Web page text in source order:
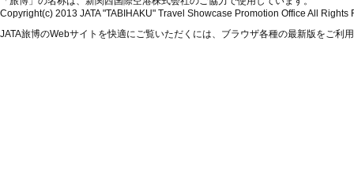
Copyright(c) 2013 JATA "TABIHAKU" Travel Showcase Promotion Office All Rights
JATA旅博のWebサイトを快適にご覧いただくには、ブラウザ各種の最新版をご利